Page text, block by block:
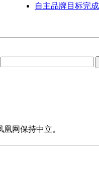
自主品牌目标完
网保持中立。